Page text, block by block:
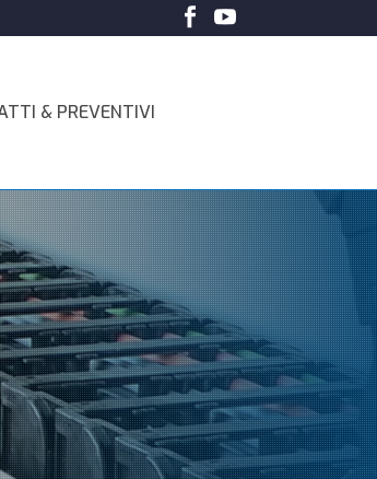
& PREVENTIVI